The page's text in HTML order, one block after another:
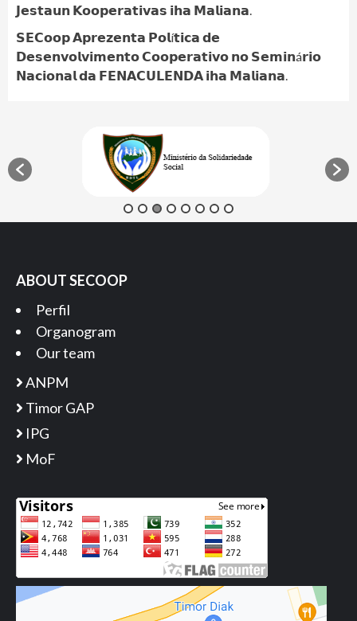
𝗝𝗲𝘀𝘁𝗮𝘂𝗻 𝗞𝗼𝗼𝗽𝗲𝗿𝗮𝘁𝗶𝘃𝗮𝘀 𝗶𝗵𝗮 𝗠𝗮𝗹𝗶𝗮𝗻𝗮.
𝗦𝗘𝗖𝗼𝗼𝗽 𝗔𝗽𝗿𝗲𝘇𝗲𝗻𝘁𝗮 𝗣𝗼𝗹í𝘁𝗶𝗰𝗮 𝗱𝗲
𝗗𝗲𝘀𝗲𝗻𝘃𝗼𝗹𝘃𝗶𝗺𝗲𝗻𝘁𝗼 𝗖𝗼𝗼𝗽𝗲𝗿𝗮𝘁𝗶𝘃𝗼 𝗻𝗼 𝗦𝗲𝗺𝗶𝗻á𝗿𝗶𝗼
𝗡𝗮𝗰𝗶𝗼𝗻𝗮𝗹 𝗱𝗮 𝗙𝗘𝗡𝗔𝗖𝗨𝗟𝗘𝗡𝗗𝗔 𝗶𝗵𝗮 𝗠𝗮𝗹𝗶𝗮𝗻𝗮.
ABOUT SECOOP
Perfil
Organogram
Our team
ANPM
Timor GAP
IPG
MoF